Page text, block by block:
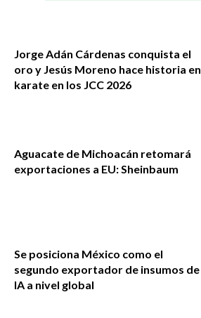
Jorge Adán Cárdenas conquista el
oro y Jesús Moreno hace historia en
karate en los JCC 2026
Aguacate de Michoacán retomará
exportaciones a EU: Sheinbaum
Se posiciona México como el
segundo exportador de insumos de
IA a nivel global